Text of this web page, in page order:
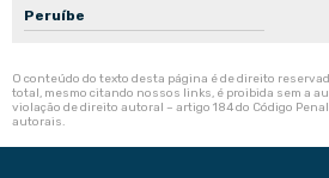
Peruíbe
O conteúdo do texto desta página é de direito
total, mesmo citando nossos links, é proibida sem a
violação de direito autoral – artigo 184 do Código Penal
autorais.